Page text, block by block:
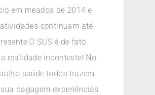
em meados de 2014 e
continuam até
SUS é de fato
realidade inconteste! No
saúde todos trazem
bagagem experiências